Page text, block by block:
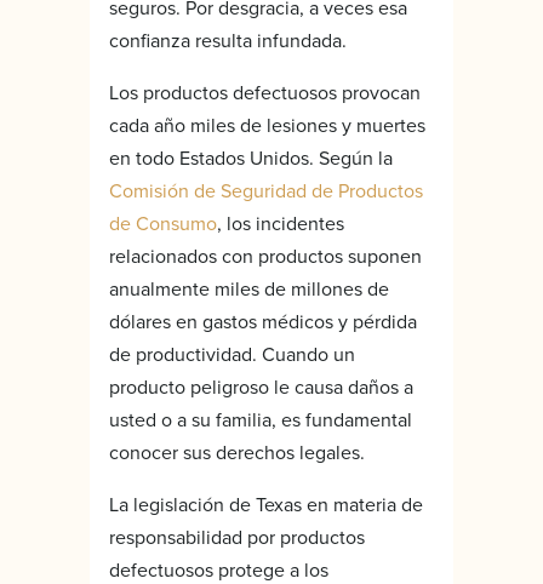
seguros. Por desgracia, a veces esa
confianza resulta infundada.
Los productos defectuosos provocan
cada año miles de lesiones y muertes
en todo Estados Unidos. Según la
Comisión de Seguridad de Productos
de Consumo, los incidentes
relacionados con productos suponen
anualmente miles de millones de
dólares en gastos médicos y pérdida
de productividad. Cuando un
producto peligroso le causa daños a
usted o a su familia, es fundamental
conocer sus derechos legales.
La legislación de Texas en materia de
responsabilidad por productos
defectuosos protege a los